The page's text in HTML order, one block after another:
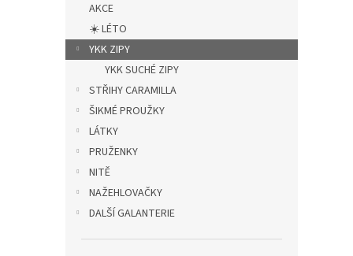
AKCE
☀️ LÉTO
YKK ZIPY
YKK SUCHÉ ZIPY
STŘIHY CARAMILLA
ŠIKMÉ PROUŽKY
LÁTKY
PRUŽENKY
NITĚ
NAŽEHLOVAČKY
DALŠÍ GALANTERIE